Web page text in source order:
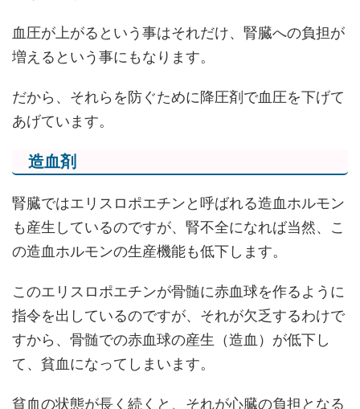
血圧が上がるという事はそれだけ、腎臓への負担が
増えるという事にもなります。
だから、それらを防ぐために降圧剤で血圧を下げて
あげています。
造血剤
腎臓ではエリスロポエチンと呼ばれる造血ホルモン
も産生しているのですが、腎不全になれば当然、こ
の造血ホルモンの生産機能も低下します。
このエリスロポエチンが骨髄に赤血球を作るように
指令を出しているのですが、それが欠乏するわけで
すから、骨髄での赤血球の産生（造血）が低下し
て、貧血になってしまいます。
貧血の状態が長く続くと、それが心臓の負担となる